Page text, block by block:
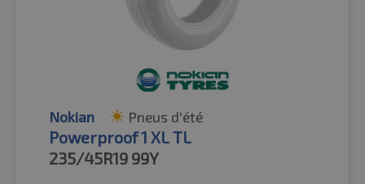
Nokian Pneus d'été
Powerproof 1 XL TL
235/45R19 99Y